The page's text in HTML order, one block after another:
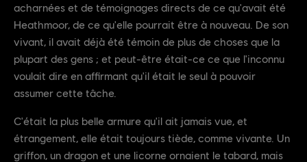
acharnées et de témoignages directs de ce qu'avait été
Heathmoor, de ce qu'elle pourrait être à nouveau. De son
vivant, il avait déjà été témoin de plus de choses que la
plupart des gens ; et peut-être était-ce ce que l'inconnu
voulait dire en affirmant qu'il était le seul à pouvoir
assumer cette tâche.
C'était la plus belle armure qu'il ait jamais vue, et
étrangement, elle était toujours tiède, comme vivante. Un
griffon, un dragon et une licorne ornaient le tabard, mais